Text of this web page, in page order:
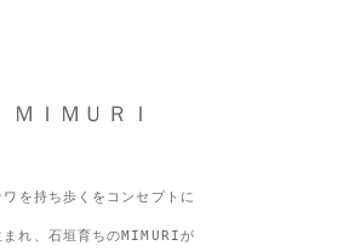
ＭＩＭＵＲＩ
ワを持ち歩くをコンセプトに
まれ、石垣育ちのMIMURIが